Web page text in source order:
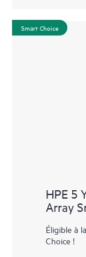
Smart Choice
HPE 5
Array
Éligible à
Choice !